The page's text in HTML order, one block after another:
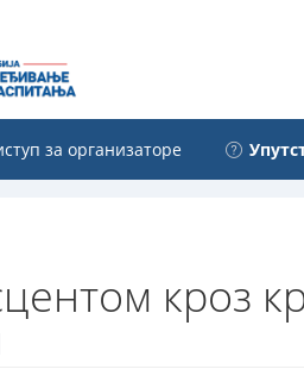
за организаторе
кроз